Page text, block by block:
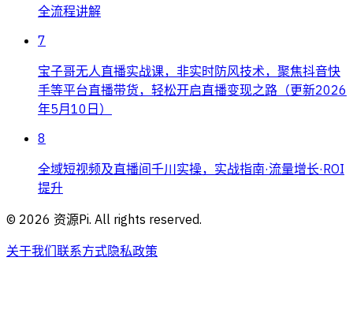
全流程讲解
7
宝子哥无人直播实战课，非实时防风技术，聚焦抖音快
手等平台直播带货，轻松开启直播变现之路（更新2026
年5月10日）
8
全域短视频及直播间千川实操，实战指南·流量增长·ROI
提升
© 2026 资源Pi. All rights reserved.
关于我们联系方式隐私政策